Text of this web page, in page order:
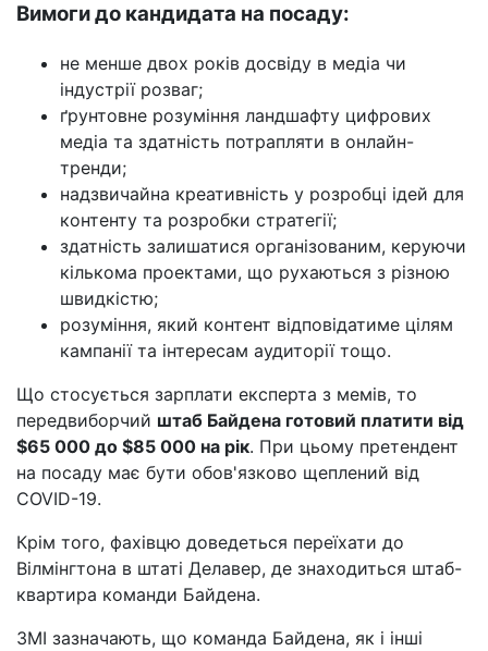
Вимоги до кандидата на посаду:
не менше двох років досвіду в медіа чи
індустрії розваг;
ґрунтовне розуміння ландшафту цифрових
медіа та здатність потрапляти в онлайн-
тренди;
надзвичайна креативність у розробці ідей для
контенту та розробки стратегії;
здатність залишатися організованим, керуючи
кількома проектами, що рухаються з різною
швидкістю;
розуміння, який контент відповідатиме цілям
кампанії та інтересам аудиторії тощо.
Що стосується зарплати експерта з мемів, то
передвиборчий штаб Байдена готовий платити від
$65 000 до $85 000 на рік. При цьому претендент
на посаду має бути обов'язково щеплений від
COVID-19.
Крім того, фахівцю доведеться переїхати до
Вілмінгтона в штаті Делавер, де знаходиться штаб-
квартира команди Байдена.
ЗМІ зазначають, що команда Байдена, як і інші